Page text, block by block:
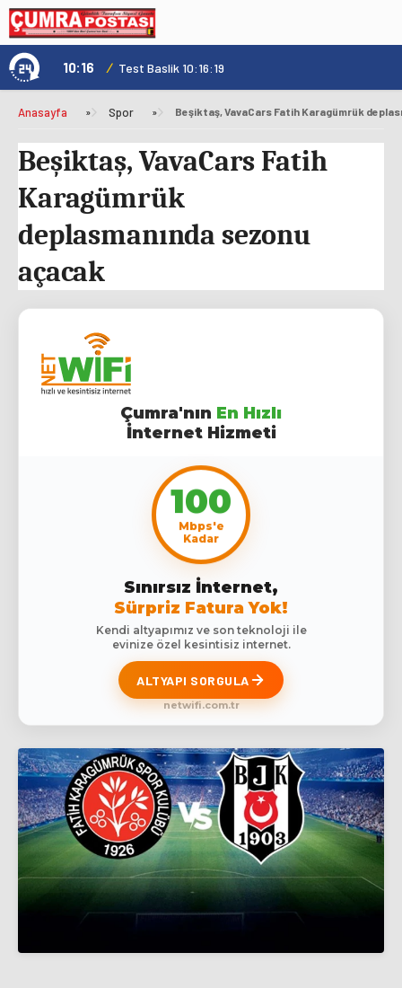
10:16 / Test Baslik 10:16:19
Anasayfa » Spor »
Beşiktaş, VavaCars Fatih
Karagümrük
deplasmanında sezonu
açacak
Çumra'nın En Hızlı
İnternet Hizmeti
100
Mbps'e
Kadar
Sınırsız İnternet,
Sürpriz Fatura Yok!
Kendi altyapımız ve son teknoloji ile
evinize özel kesintisiz internet.
ALTYAPI SORGULA
netwifi.com.tr